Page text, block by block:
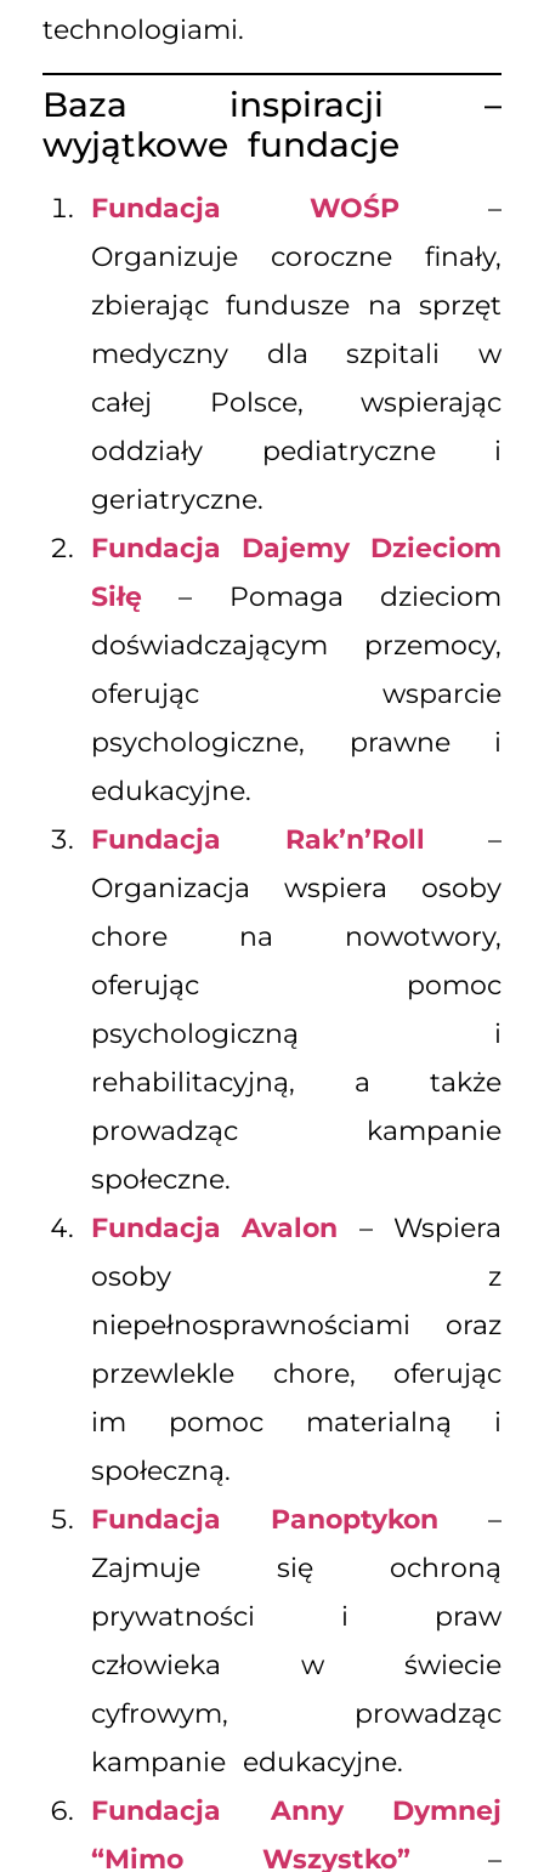
technologiami.
Baza inspiracji –
wyjątkowe fundacje
Fundacja WOŚP –
Organizuje coroczne finały,
zbierając fundusze na sprzęt
medyczny dla szpitali w
całej Polsce, wspierając
oddziały pediatryczne i
geriatryczne.
Fundacja Dajemy Dzieciom
Siłę – Pomaga dzieciom
doświadczającym przemocy,
oferując wsparcie
psychologiczne, prawne i
edukacyjne.
Fundacja Rak’n’Roll –
Organizacja wspiera osoby
chore na nowotwory,
oferując pomoc
psychologiczną i
rehabilitacyjną, a także
prowadząc kampanie
społeczne.
Fundacja Avalon – Wspiera
osoby z
niepełnosprawnościami oraz
przewlekle chore, oferując
im pomoc materialną i
społeczną.
Fundacja Panoptykon –
Zajmuje się ochroną
prywatności i praw
człowieka w świecie
cyfrowym, prowadząc
kampanie edukacyjne.
Fundacja Anny Dymnej
“Mimo Wszystko”–